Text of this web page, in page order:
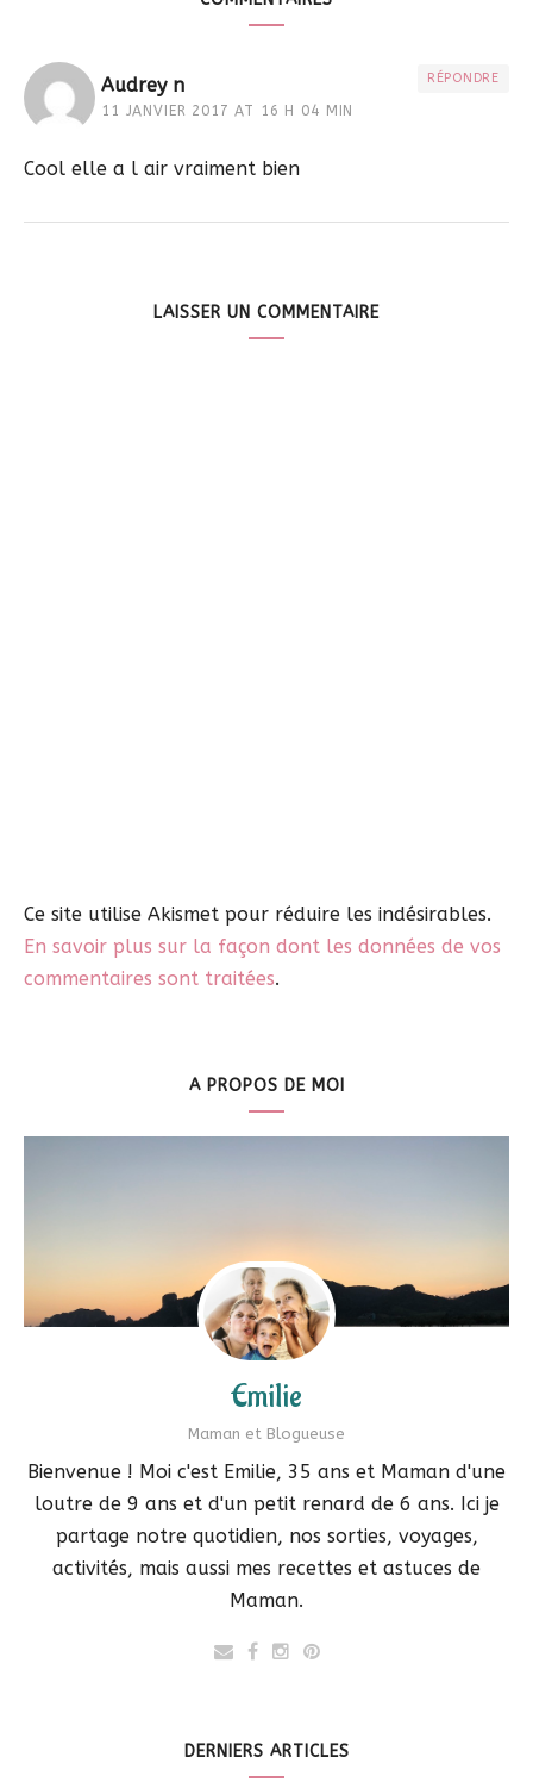
Audrey n
11 JANVIER 2017 AT 16 H 04 MIN
RÉPONDRE
Cool elle a l air vraiment bien
LAISSER UN COMMENTAIRE
Ce site utilise Akismet pour réduire les indésirables.
En savoir plus sur la façon dont les données de vos
commentaires sont traitées.
A PROPOS DE MOI
Emilie
Maman et Blogueuse
Bienvenue ! Moi c'est Emilie, 35 ans et Maman d'une
loutre de 9 ans et d'un petit renard de 6 ans. Ici je
partage notre quotidien, nos sorties, voyages,
activités, mais aussi mes recettes et astuces de
Maman.
DERNIERS ARTICLES